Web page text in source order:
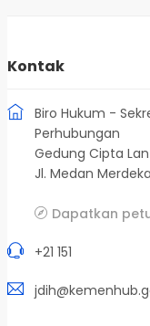
Kontak
Biro Hukum -
Perhubungan
Gedung Cipta
Jl. Medan
Dapatkan
+21 151